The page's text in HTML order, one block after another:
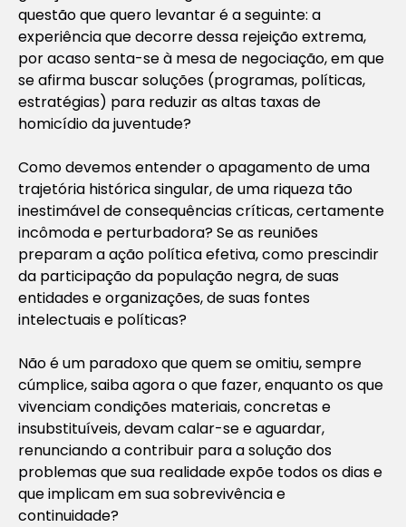
questão que quero levantar é a seguinte: a
experiência que decorre dessa rejeição extrema,
por acaso senta-se à mesa de negociação, em que
se afirma buscar soluções (programas, políticas,
estratégias) para reduzir as altas taxas de
homicídio da juventude?
Como devemos entender o apagamento de uma
trajetória histórica singular, de uma riqueza tão
inestimável de consequências críticas, certamente
incômoda e perturbadora? Se as reuniões
preparam a ação política efetiva, como prescindir
da participação da população negra, de suas
entidades e organizações, de suas fontes
intelectuais e políticas?
Não é um paradoxo que quem se omitiu, sempre
cúmplice, saiba agora o que fazer, enquanto os que
vivenciam condições materiais, concretas e
insubstituíveis, devam calar-se e aguardar,
renunciando a contribuir para a solução dos
problemas que sua realidade expõe todos os dias e
que implicam em sua sobrevivência e
continuidade?